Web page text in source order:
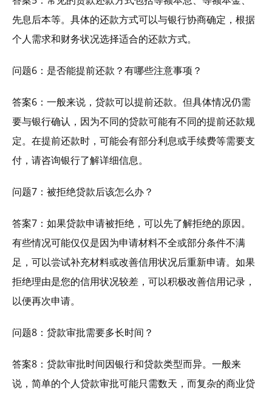
先息后本等。具体的还款方式可以与银行协商确定，根据
个人需求和财务状况选择适合的还款方式。
问题6：是否能提前还款？有哪些注意事项？
答案6：一般来说，贷款可以提前还款。但具体情况仍需
要与银行确认，因为不同的贷款可能有不同的提前还款规
定。在提前还款时，可能会有部分利息或手续费等需要支
付，请咨询银行了解详细信息。
问题7：被拒绝贷款后该怎么办？
答案7：如果贷款申请被拒绝，可以先了解拒绝的原因。
有些情况可能仅仅是因为申请材料不全或部分条件不满
足，可以尝试补充材料或改善信用状况后重新申请。如果
拒绝理由是您的信用状况较差，可以积极改善信用记录，
以便再次申请。
问题8：贷款审批需要多长时间？
答案8：贷款审批时间因银行和贷款类型而异。一般来
说，简单的个人贷款审批可能只需数天，而复杂的商业贷